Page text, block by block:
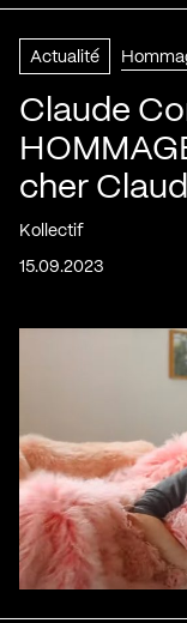
Actualité
Claude
cher
Kollectif
15.09.2023